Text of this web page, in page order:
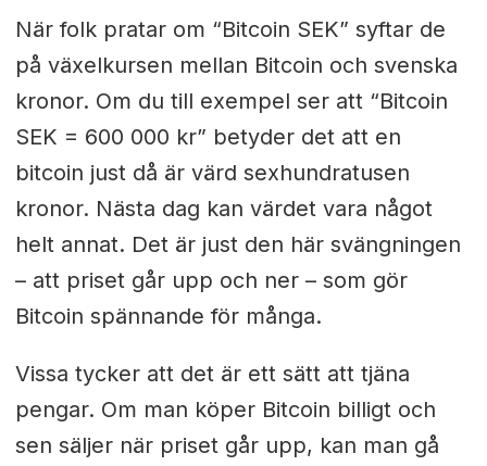
När folk pratar om “Bitcoin SEK” syftar de
på växelkursen mellan Bitcoin och svenska
kronor. Om du till exempel ser att “Bitcoin
SEK = 600 000 kr” betyder det att en
bitcoin just då är värd sexhundratusen
kronor. Nästa dag kan värdet vara något
helt annat. Det är just den här svängningen
– att priset går upp och ner – som gör
Bitcoin spännande för många.
Vissa tycker att det är ett sätt att tjäna
pengar. Om man köper Bitcoin billigt och
sen säljer när priset går upp, kan man gå